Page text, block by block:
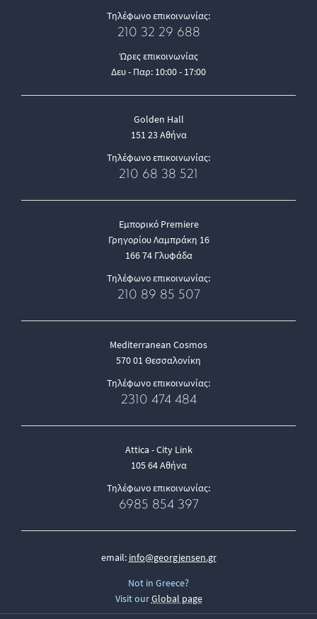
Τηλέφωνο επικοινωνίας:
210 32 29 688
Ώρες επικοινωνίας
Δευ - Παρ: 10:00 - 17:00
Golden Hall
151 23 Αθήνα
Τηλέφωνο επικοινωνίας:
210 68 38 521
Εμπορικό Premiere
Γρηγορίου Λαμπράκη 16
166 74 Γλυφάδα
Τηλέφωνο επικοινωνίας:
210 89 85 507
Mediterranean Cosmos
570 01 Θεσσαλονίκη
Τηλέφωνο επικοινωνίας:
2310 474 484
Attica - City Link
105 64 Αθήνα
Τηλέφωνο επικοινωνίας:
6985 854 397
email: info@georgjensen.gr
Not in Greece?
Visit ourGlobal page